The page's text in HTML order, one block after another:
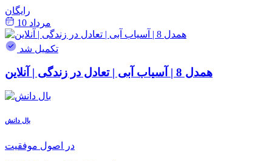
رایگان
مرداد 10
تکمیل شد
همدل 8 | آسیاب آبی | تعادل در زندگی | آنلاین
بال دانش
در اصول موفقیت